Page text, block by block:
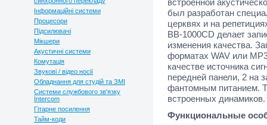
Інформаційні системи
Процесори
Підсилювачі
Мікшери
Акустичні системи
Комутація
Звукові / відео носії
Обладнання для студій та ЗМІ
Системи службового зв'язку
Intercom
Гітарне посилення
Тайм-коди
встроенной
был разработан
церквях и на
BB-1000CD делает
изменения качества.
форматах WAV или
качестве источника
передней панели, 2 на
фантомным питанием.
встроенных динамиков.
Функциональные